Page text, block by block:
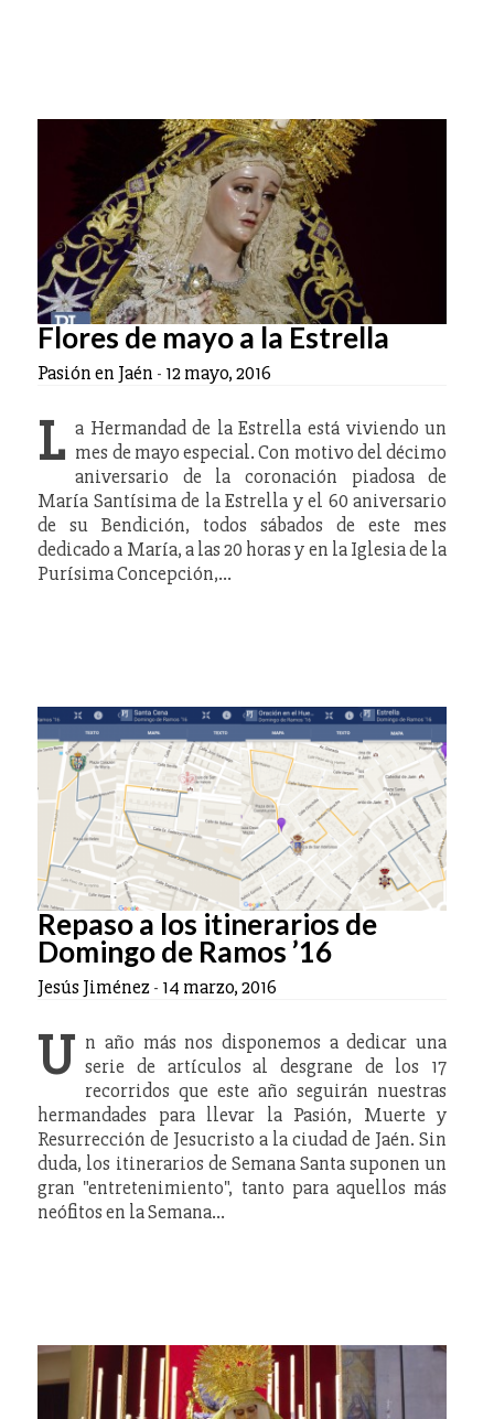
Flores de mayo a la Estrella
Pasión en Jaén - 12 mayo, 2016
L a Hermandad de la Estrella está viviendo un
mes de mayo especial. Con motivo del décimo
aniversario de la coronación piadosa de
María Santísima de la Estrella y el 60 aniversario
de su Bendición, todos sábados de este mes
dedicado a María, a las 20 horas y en la Iglesia de la
Purísima Concepción,…
Repaso a los itinerarios de
Domingo de Ramos ’16
Jesús Jiménez- 14 marzo, 2016
U n año más nos disponemos a dedicar una
serie de artículos al desgrane de los 17
recorridos que este año seguirán nuestras
hermandades para llevar la Pasión, Muerte y
Resurrección de Jesucristo a la ciudad de Jaén. Sin
duda, los itinerarios de Semana Santa suponen un
gran "entretenimiento", tanto para aquellos más
neófitos en la Semana…